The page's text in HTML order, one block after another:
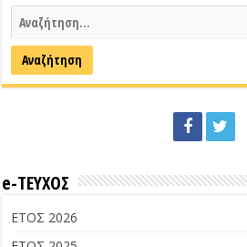
e-ΤΕΥΧΟΣ
ΕΤΟΣ 2026